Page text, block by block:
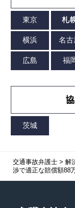
交通事故弁護士> 解
渉で適正な賠償額88